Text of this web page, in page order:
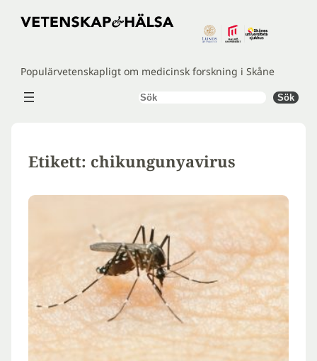
Hoppa
Populärvetenskapligt om medicinsk forskning i Skåne
Sök Sök
Etikett: chikungunyavirus